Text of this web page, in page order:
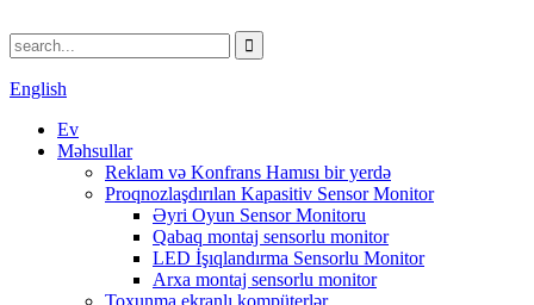
English
Ev
Məhsullar
Reklam və Konfrans Hamısı bir yerdə
Proqnozlaşdırılan Kapasitiv Sensor Monitor
Əyri Oyun Sensor Monitoru
Qabaq montaj sensorlu monitor
LED İşıqlandırma Sensorlu Monitor
Arxa montaj sensorlu monitor
Toxunma ekranlı kompüterlər